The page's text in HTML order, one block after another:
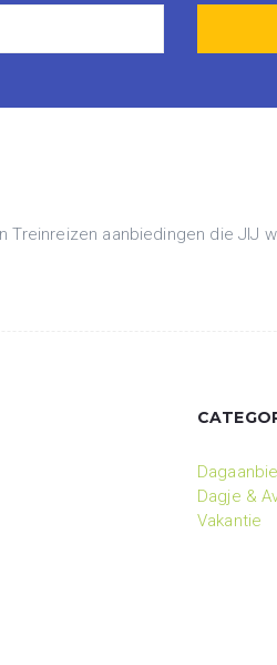
aanbiedingen die JIJ
Dagje &
Vakantie